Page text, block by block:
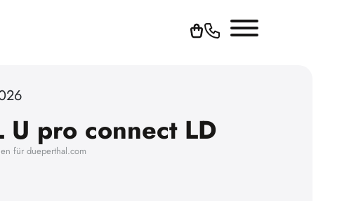
U pro connect LD
für dueperthal.com